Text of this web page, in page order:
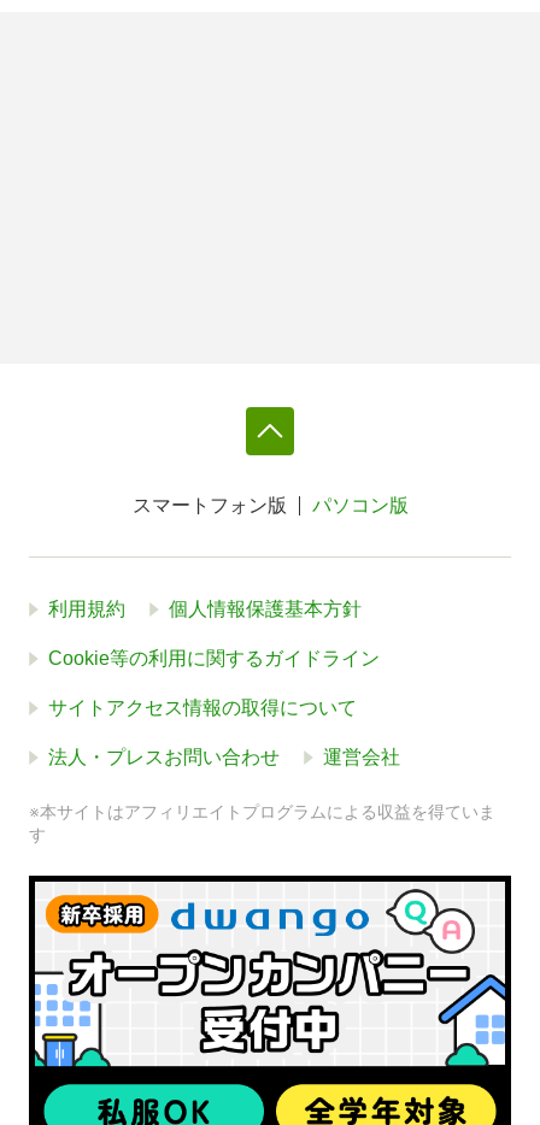
スマートフォン版 パソコン版
利用規約 個人情報保護基本方針
Cookie等の利用に関するガイドライン
サイトアクセス情報の取得について
法人・プレスお問い合わせ 運営会社
※本サイトはアフィリエイトプログラムによる収益を得ていま
す